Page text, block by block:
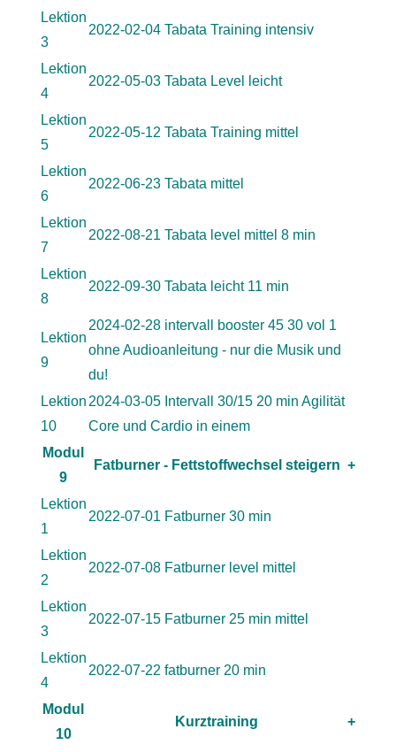
Lektion
3
2022-02-04 Tabata Training intensiv
Lektion
4
2022-05-03 Tabata Level leicht
Lektion
5
2022-05-12 Tabata Training mittel
Lektion
6
2022-06-23 Tabata mittel
Lektion
7
2022-08-21 Tabata level mittel 8 min
Lektion
8
2022-09-30 Tabata leicht 11 min
Lektion
9
2024-02-28 intervall booster 45 30 vol 1
ohne Audioanleitung - nur die Musik und
du!
Lektion
10
2024-03-05 Intervall 30/15 20 min Agilität
Core und Cardio in einem
Modul
9
Fatburner - Fettstoffwechsel steigern +
Lektion
1
2022-07-01 Fatburner 30 min
Lektion
2
2022-07-08 Fatburner level mittel
Lektion
3
2022-07-15 Fatburner 25 min mittel
Lektion
4
2022-07-22 fatburner 20 min
Modul
10
Kurztraining +